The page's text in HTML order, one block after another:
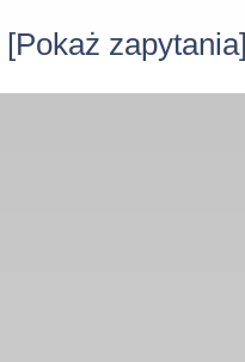
[Pokaż zapytania]